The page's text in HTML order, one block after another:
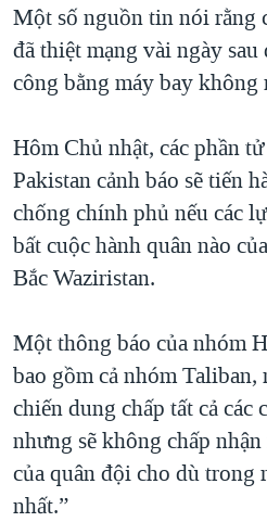
Một số nguồn tin nói rằng
đã thiệt mạng vài ngày
công bằng máy bay
Hôm Chủ nhật, các phần
Pakistan cảnh báo sẽ tiến
chống chính phủ nếu các
bất cuộc hành quân nào
Bắc Waziristan.
Một thông báo của nhóm
bao gồm cả nhóm
chiến dung chấp tất cả
nhưng sẽ không chấp
của quân đội cho dù trong
nhất.”